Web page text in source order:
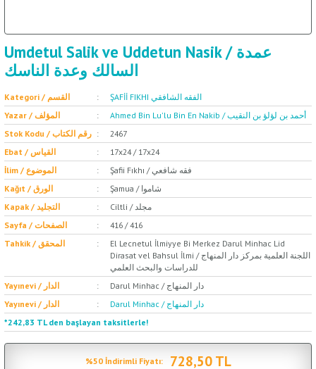
Umdetul Salik ve Uddetun Nasik / عمدة
السالك وعدة الناسك
Kategori / القسم
ŞAFİİ FIKHI الفقه الشافقي
Yazar / المؤلف
Ahmed Bin Lu'lu Bin En Nakib / أحمد بن لؤلؤ بن النقيب
Stok Kodu / رقم الكتاب
2467
Ebat / القياس
17x24 / 17x24
İlim / الموضوع
Şafii Fıkhı / فقه شافعي
Kağıt / الورق
Şamua / شاموا
Kapak / التجليد
Ciltli / مجلد
Sayfa / الصفحات
416 / 416
Tahkik / المحقق
El Lecnetul İlmiyye Bi Merkez Darul Minhac Lid
Dirasat vel Bahsul İlmi / اللجنة العلمية بمركز دار المنهاج
للدراسات والبحث العلمي
Yayınevi / الدار
Darul Minhac / دار المنهاج
Yayınevi / الدار
Darul Minhac / دار المنهاج
*242,83 TL den başlayan taksitlerle!
%50 İndirimli Fiyatı: 728,50 TL